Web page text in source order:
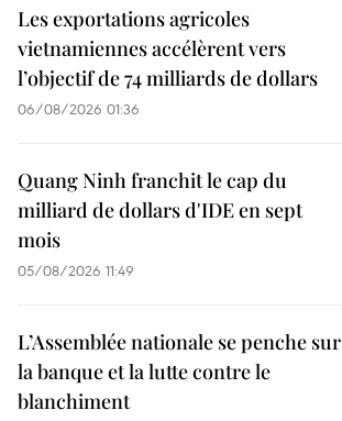
Les exportations agricoles
vietnamiennes accélèrent vers
l’objectif de 74 milliards de dollars
06/08/2026 01:36
Quang Ninh franchit le cap du
milliard de dollars d'IDE en sept
mois
05/08/2026 11:49
L’Assemblée nationale se penche sur
la banque et la lutte contre le
blanchiment